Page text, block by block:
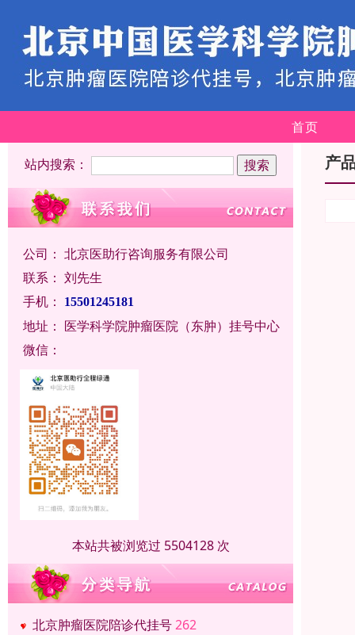
首页
站内搜索：
公司： 北京医助行咨询服务有限公司
联系： 刘先生
手机：
15501245181
地址： 医学科学院肿瘤医院（东肿）挂号中心
微信：
本站共被浏览过 5504128 次
北京肿瘤医院陪诊代挂号262
产